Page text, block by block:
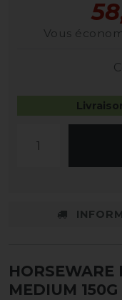
Vous
HORSEWARE
MEDIUM